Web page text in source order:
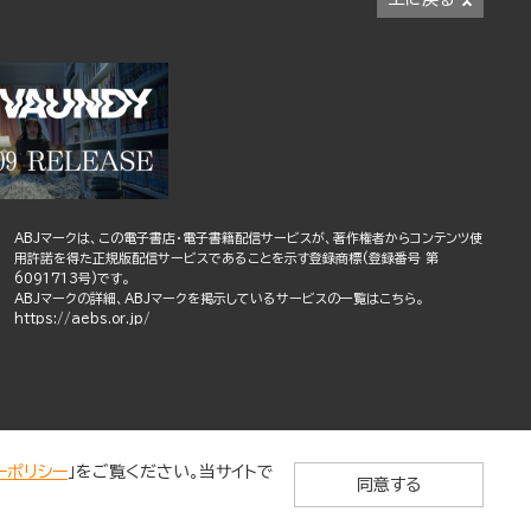
ABJマークは、この電子書店・電子書籍配信サービスが、著作権者からコンテンツ使
用許諾を得た正規版配信サービスであることを示す登録商標(登録番号 第
6091713号)です。
ABJマークの詳細、ABJマークを掲示しているサービスの一覧はこちら。
https://aebs.or.jp/
ポリシー 」をご覧ください。当サイトで
同意する